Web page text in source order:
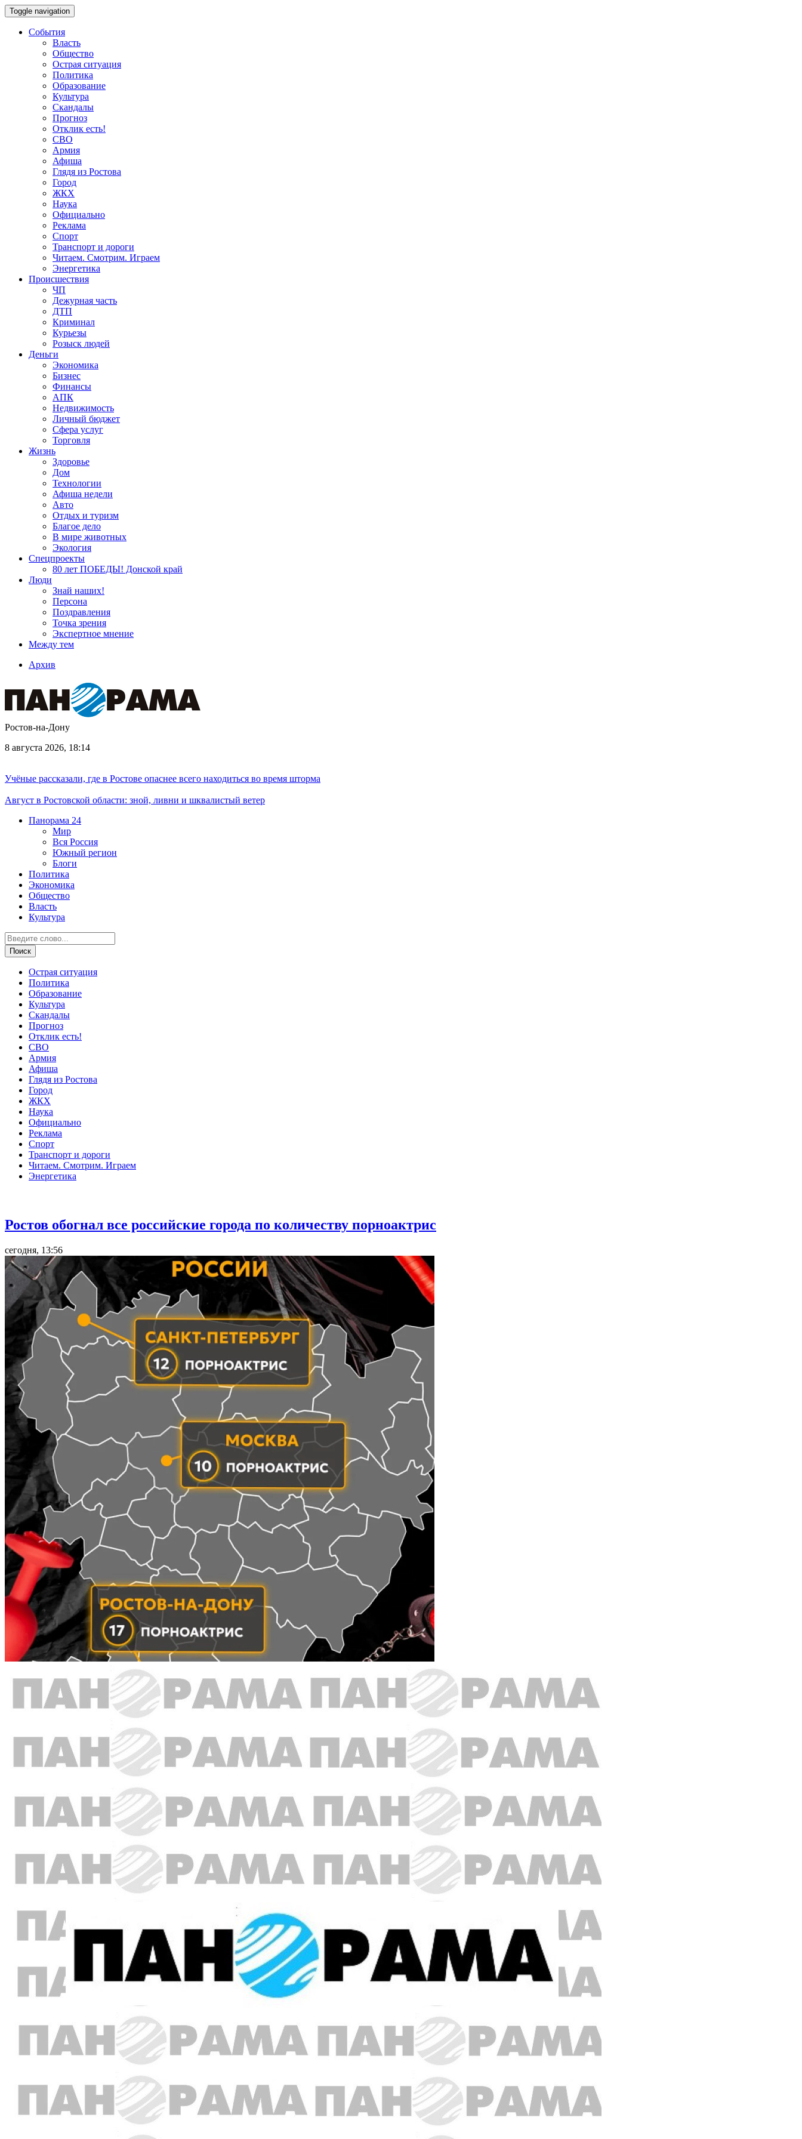
Toggle navigation
События
Власть
Общество
Острая ситуация
Политика
Образование
Культура
Скандалы
Прогноз
Отклик есть!
СВО
Армия
Афиша
Глядя из Ростова
Город
ЖКХ
Наука
Официально
Реклама
Спорт
Транспорт и дороги
Читаем. Смотрим. Играем
Энергетика
Происшествия
ЧП
Дежурная часть
ДТП
Криминал
Курьезы
Розыск людей
Деньги
Экономика
Бизнес
Финансы
АПК
Недвижимость
Личный бюджет
Сфера услуг
Торговля
Жизнь
Здоровье
Дом
Технологии
Афиша недели
Авто
Отдых и туризм
Благое дело
В мире животных
Экология
Спецпроекты
80 лет ПОБЕДЫ! Донской край
Люди
Знай наших!
Персона
Поздравления
Точка зрения
Экспертное мнение
Между тем
Архив
Ростов-на-Дону
8 августа 2026, 18:14
Учёные рассказали, где в Ростове опаснее всего находиться во время шторма
Август в Ростовской области: зной, ливни и шквалистый ветер
Панорама 24
Мир
Вся Россия
Южный регион
Блоги
Политика
Экономика
Общество
Власть
Культура
Острая ситуация
Политика
Образование
Культура
Скандалы
Прогноз
Отклик есть!
СВО
Армия
Афиша
Глядя из Ростова
Город
ЖКХ
Наука
Официально
Реклама
Спорт
Транспорт и дороги
Читаем. Смотрим. Играем
Энергетика
Ростов обогнал все российские города по количеству порноактрис
сегодня, 13:56